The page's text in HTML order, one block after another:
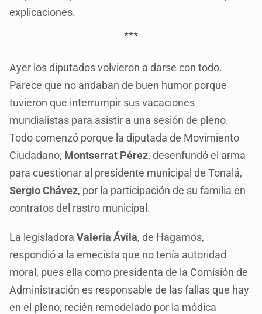
explicaciones.
***
Ayer los diputados volvieron a darse con todo.
Parece que no andaban de buen humor porque
tuvieron que interrumpir sus vacaciones
mundialistas para asistir a una sesión de pleno.
Todo comenzó porque la diputada de Movimiento
Ciudadano, Montserrat Pérez, desenfundó el arma
para cuestionar al presidente municipal de Tonalá,
Sergio Chávez, por la participación de su familia en
contratos del rastro municipal.
La legisladoraValeria Ávila, de Hagamos,
respondió a la emecista que no tenía autoridad
moral, pues ella como presidenta de la Comisión de
Administración es responsable de las fallas que hay
en el pleno, recién remodelado por la módica